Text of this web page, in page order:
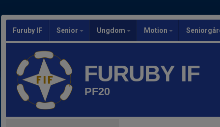
Furuby IF Senior Ungdom Motion
FURUBY IF
PF20